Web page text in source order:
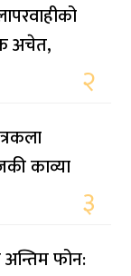
अचेत,
२
काव्या
३
अन्तिम फोन: